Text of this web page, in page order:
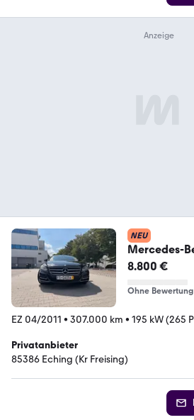
NEU
Mercedes-
350 CDI w218
8.800 €
Ohne Bewertung
EZ 04/2011 • 307.000 km • 195 kW (265
Privatanbieter
85386 Eching (Kr Freising)